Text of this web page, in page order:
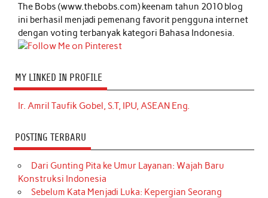
The Bobs (www.thebobs.com) keenam tahun 2010 blog
ini berhasil menjadi pemenang favorit pengguna internet
dengan voting terbanyak kategori Bahasa Indonesia.
MY LINKED IN PROFILE
Ir. Amril Taufik Gobel, S.T, IPU, ASEAN Eng.
POSTING TERBARU
Dari Gunting Pita ke Umur Layanan: Wajah Baru
Konstruksi Indonesia
Sebelum Kata Menjadi Luka: Kepergian Seorang